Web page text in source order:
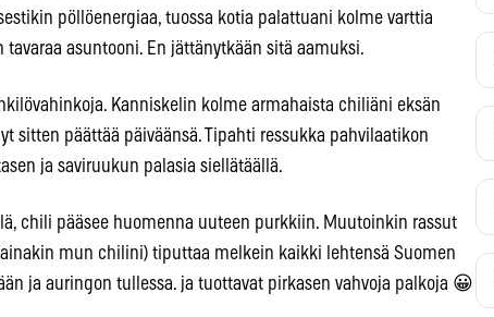
pöllöenergiaa, tuossa kotia palattuani kolme varttia
asuntooni. En jättänytkään sitä aamuksi.
Kanniskelin kolme armahaista chiliäni eksän
sitten päättää päiväänsä. Tipahti ressukka pahvilaatikon
ja saviruukun palasia siellätäällä.
chili pääsee huomenna uuteen purkkiin. Muutoinkin rassut
mun chilini) tiputtaa melkein kaikki lehtensä Suomen
ja auringon tullessa. ja tuottavat pirkasen vahvoja palkoja 😀